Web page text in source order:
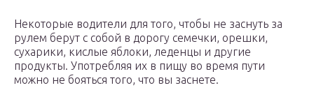
Некоторые водители для того, чтобы не заснуть за
рулем берут с собой в дорогу семечки, орешки,
сухарики, кислые яблоки, леденцы и другие
продукты. Употребляя их в пищу во время пути
можно не бояться того, что вы заснете.